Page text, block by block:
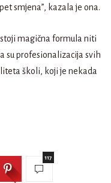
smjena”, kazala je ona.
magična formula niti
su profesionalizacija svih
školi, koji je nekada
117